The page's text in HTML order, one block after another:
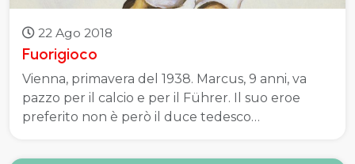
22 Ago 2018
Fuorigioco
Vienna, primavera del 1938. Marcus, 9 anni, va
pazzo per il calcio e per il Führer. Il suo eroe
preferito non è però il duce tedesco…